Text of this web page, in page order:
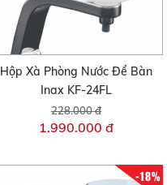
Hộp Xà Phòng Nước Để Bàn
Inax KF-24FL
228.000 đ
1.990.000 đ
-18%